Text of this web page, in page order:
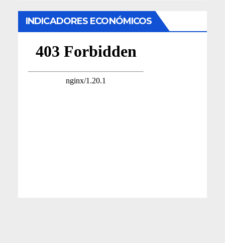
INDICADORES ECONÓMICOS